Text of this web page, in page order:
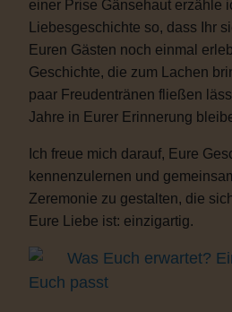
einer Prise Gänsehaut erzähle
Liebesgeschichte so, dass Ihr
Euren Gästen noch einmal
Geschichte, die zum Lachen
paar Freudentränen fließen
Jahre in Eurer Erinnerung
Ich freue mich darauf, Eure
kennenzulernen und
Zeremonie zu gestalten, die
Eure Liebe ist: einzigartig.
Was Euch erwartet?
Euch passt